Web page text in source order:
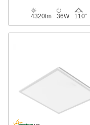
4320lm 36W 110°